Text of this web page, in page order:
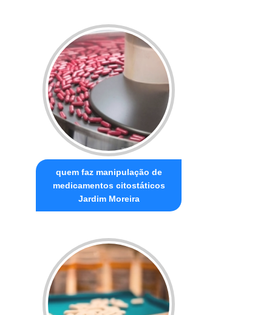
quem faz manipulação de
medicamentos citostáticos
Jardim Moreira